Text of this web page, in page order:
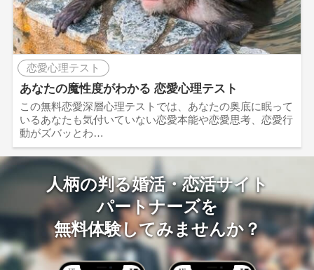
恋愛心理テスト
あなたの魔性度がわかる 恋愛心理テスト
この無料恋愛深層心理テストでは、あなたの奥底に眠って
いるあなたも気付いていない恋愛本能や恋愛思考、恋愛行
動がズバッとわ…
人柄の判る婚活・恋活サイト
パートナーズを
無料体験してみませんか？